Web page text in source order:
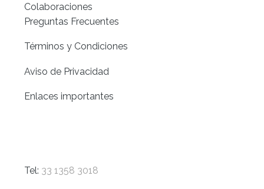
Colaboraciones
Preguntas Frecuentes
Términos y Condiciones
Aviso de Privacidad
Enlaces importantes
Tel: 33 1358 3018